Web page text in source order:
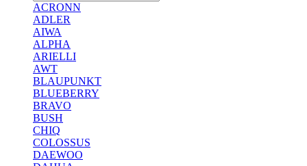
ACRONN
ADLER
AIWA
ALPHA
ARIELLI
AWT
BLAUPUNKT
BLUEBERRY
BRAVO
BUSH
CHIQ
COLOSSUS
DAEWOO